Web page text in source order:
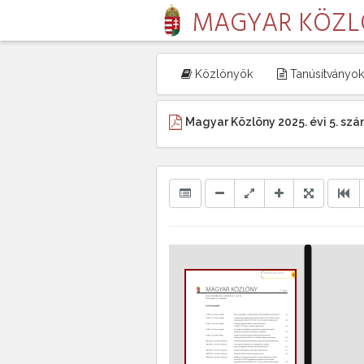
MAGYAR
Közlönyök Tanúsítványok
Magyar Közlöny 2025. évi 5.